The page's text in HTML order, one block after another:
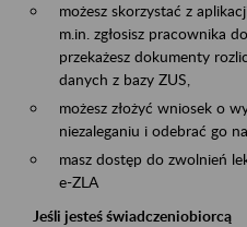
możesz skorzystać z
m.in. zgłosisz pracownika
przekażesz dokumenty
danych z bazy ZUS,
możesz złożyć wniosek o
niezaleganiu i odebrać go na
masz dostęp do zwolnień
e-ZLA
Jeśli jesteś świadczeniobiorcą